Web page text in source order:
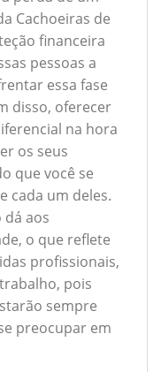
Cachoeiras de
financeira
pessoas a
essa fase
disso, oferecer
na hora
os seus
que você se
cada um deles.
dá aos
o que reflete
profissionais,
pois
sempre
preocupar em